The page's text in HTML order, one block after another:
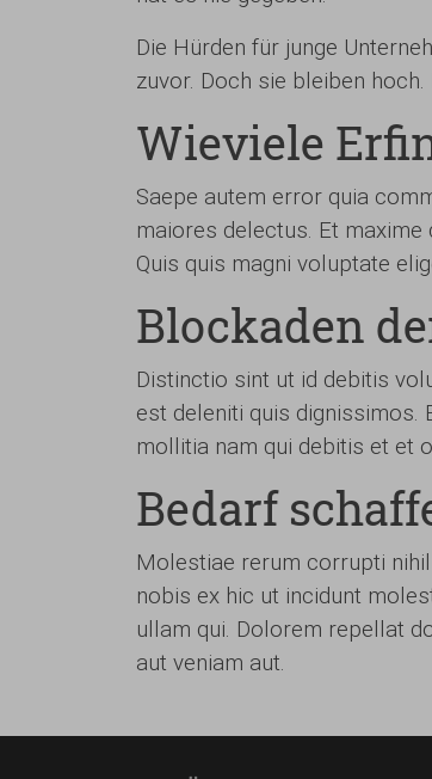
Die Hürden für junge
zuvor. Doch sie bleiben
Wieviele
Saepe autem error quia
maiores delectus. Et
Quis quis magni voluptate
Blockaden
Distinctio sint ut id debitis
est deleniti quis
mollitia nam qui debitis et et
Bedarf
Molestiae rerum corrupti
nobis ex hic ut incidunt
ullam qui. Dolorem repellat
aut veniam aut.